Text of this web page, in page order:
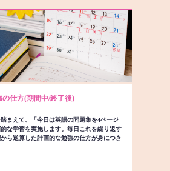
の仕方(期間中/終了後)
まえて、「今日は英語の問題集を4ページ
な学習を実施します。毎日これを繰り返す
ら逆算した計画的な勉強の仕方が身につき